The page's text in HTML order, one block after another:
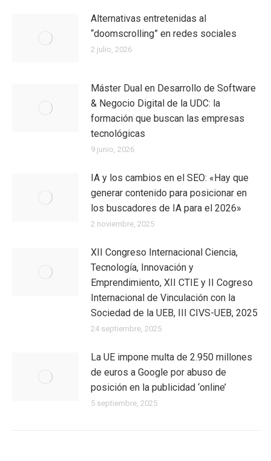
Alternativas entretenidas al
“doomscrolling” en redes sociales
2 julio, 2026
Máster Dual en Desarrollo de Software
& Negocio Digital de la UDC: la
formación que buscan las empresas
tecnológicas
9 junio, 2026
IA y los cambios en el SEO: «Hay que
generar contenido para posicionar en
los buscadores de IA para el 2026»
2 noviembre, 2025
XII Congreso Internacional Ciencia,
Tecnología, Innovación y
Emprendimiento, XII CTIE y II Cogreso
Internacional de Vinculación con la
Sociedad de la UEB, III CIVS-UEB, 2025
24 septiembre, 2025
La UE impone multa de 2.950 millones
de euros a Google por abuso de
posición en la publicidad ‘online’
5 septiembre, 2025